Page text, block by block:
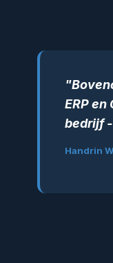
ERP
bedrijf
Handrin